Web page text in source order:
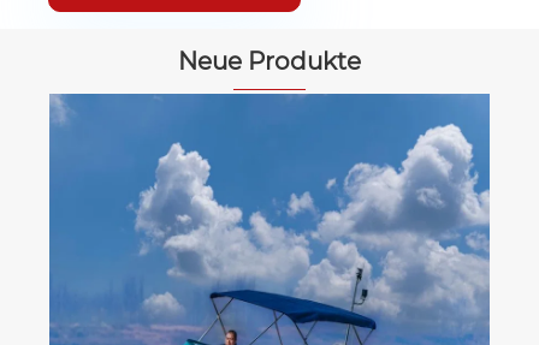
Neue Produkte
11,8m Touristen -Passagiersegelboot
Mehr sehen >>